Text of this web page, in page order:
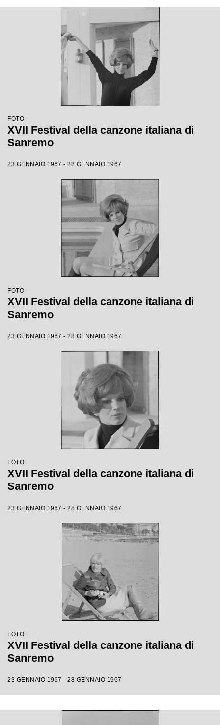
FOTO
XVII Festival della canzone italiana di
Sanremo
23 GENNAIO 1967 - 28 GENNAIO 1967
FOTO
XVII Festival della canzone italiana di
Sanremo
23 GENNAIO 1967 - 28 GENNAIO 1967
FOTO
XVII Festival della canzone italiana di
Sanremo
23 GENNAIO 1967 - 28 GENNAIO 1967
FOTO
XVII Festival della canzone italiana di
Sanremo
23 GENNAIO 1967 - 28 GENNAIO 1967